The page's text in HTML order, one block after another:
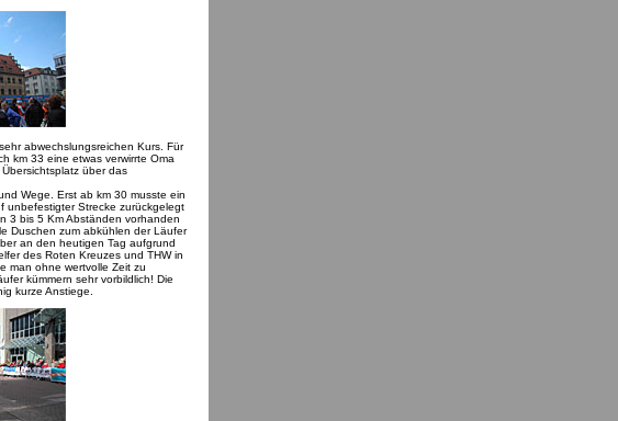
abwechslungsreichen Kurs. Für
km 33 eine etwas verwirrte Oma
über das
Wege. Erst ab km 30 musste ein
unbefestigter Strecke zurückgelegt
3 bis 5 Km Abständen vorhanden
Duschen zum abkühlen der Läufer
an den heutigen Tag aufgrund
des Roten Kreuzes und THW in
man ohne wertvolle Zeit zu
kümmern sehr vorbildlich! Die
kurze Anstiege.